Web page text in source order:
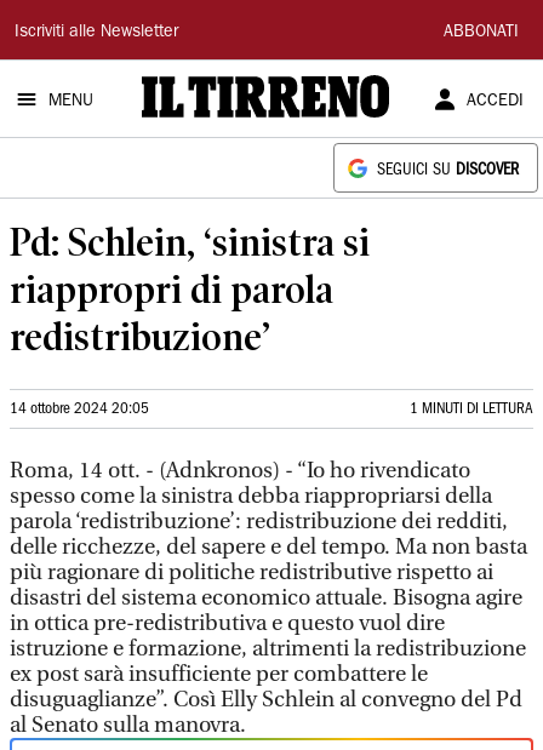
Il
Tirreno
Iscriviti alle Newsletter ABBONATI
MENU ACCEDI
SEGUICI SU DISCOVER
Pd: Schlein, ‘sinistra si
riappropri di parola
redistribuzione’
14 ottobre 2024 20:05 1 MINUTI DI LETTURA
Roma, 14 ott. - (Adnkronos) - “Io ho rivendicato
spesso come la sinistra debba riappropriarsi della
parola ‘redistribuzione’: redistribuzione dei redditi,
delle ricchezze, del sapere e del tempo. Ma non basta
più ragionare di politiche redistributive rispetto ai
disastri del sistema economico attuale. Bisogna agire
in ottica pre-redistributiva e questo vuol dire
istruzione e formazione, altrimenti la redistribuzione
ex post sarà insufficiente per combattere le
disuguaglianze”. Così Elly Schlein al convegno del Pd
al Senato sulla manovra.